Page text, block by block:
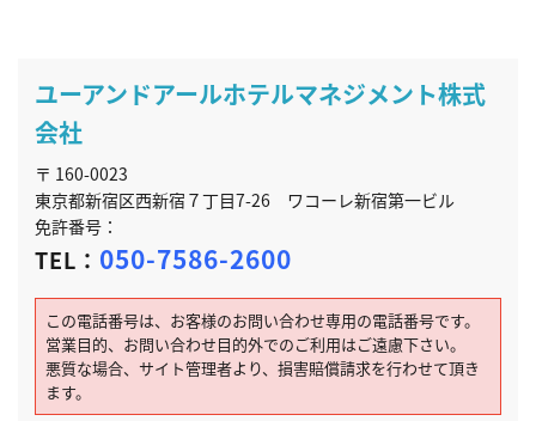
ユーアンドアールホテルマネジメント株式
会社
〒 160-0023
東京都新宿区西新宿７丁目7-26 ワコーレ新宿第一ビル
免許番号：
TEL： 050-7586-2600
この電話番号は、お客様のお問い合わせ専用の電話番号です。
営業目的、お問い合わせ目的外でのご利用はご遠慮下さい。
悪質な場合、サイト管理者より、損害賠償請求を行わせて頂き
ます。